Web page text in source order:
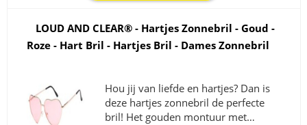
LOUD AND CLEAR® - Hartjes Zonnebril - Goud -
Roze - Hart Bril - Hartjes Bril - Dames Zonnebril
Hou jij van liefde en hartjes? Dan is
deze hartjes zonnebril de perfecte
bril! Het gouden montuur met…